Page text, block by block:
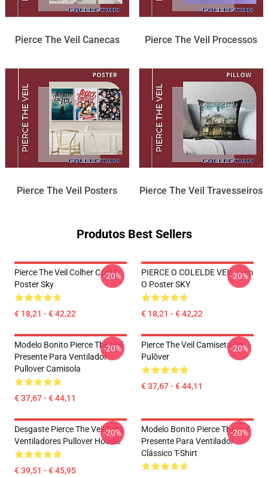
Pierce The Veil Canecas Pierce The Veil Processos
Pierce The Veil Posters Pierce The Veil Travesseiros
Produtos Best Sellers
Pierce The Veil Colher Com O
Poster Sky
€ 18,21 - € 42,22
-20%
PIERCE O COLELDE VEIL Com
O Poster SKY
€ 18,21 - € 42,22
-20%
Modelo Bonito Pierce The Veil
Presente Para Ventilador
Pullover Camisola
€ 37,67 - € 44,11
-20%
Pierce The Veil Camiseta De
Pulôver
€ 37,67 - € 44,11
-20%
Desgaste Pierce The Veil Para
Ventiladores Pullover Hoodie
€ 39,51 - € 45,95
-20%
Modelo Bonito Pierce The Veil
Presente Para Ventilador
Clássico T-Shirt
-20%